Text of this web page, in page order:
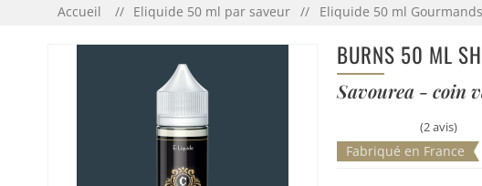
Accueil Eliquide 50 ml par saveur Eliquide 50 ml Gourmands
BURNS 50 ML
Savourea - coin
(2 avis)
Fabriqué en France